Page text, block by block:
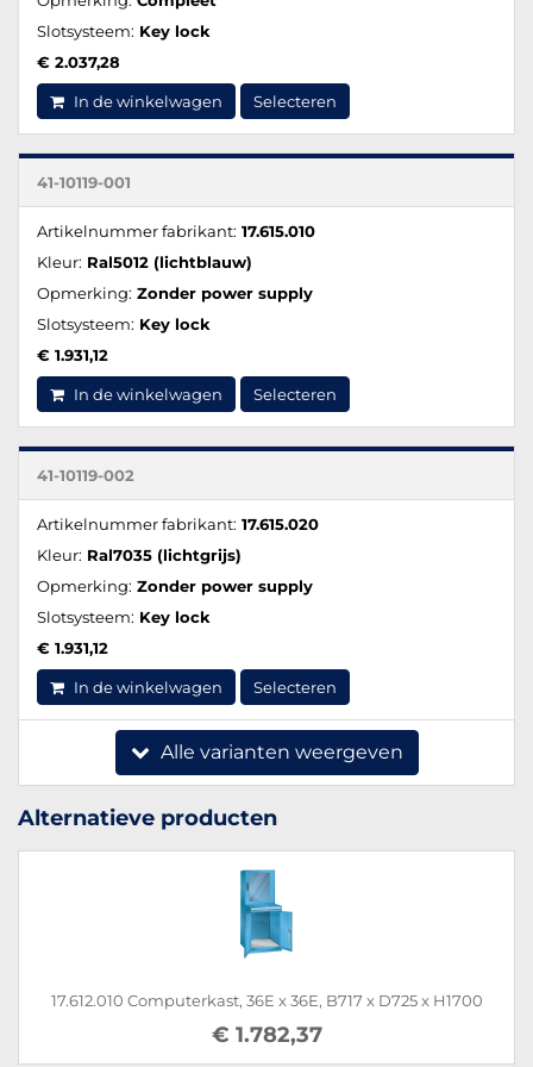
Slotsysteem: Key lock
€ 2.037,28
In de winkelwagen Selecteren
41-10119-001
Artikelnummer fabrikant: 17.615.010
Kleur: Ral5012 (lichtblauw)
Opmerking: Zonder power supply
Slotsysteem: Key lock
€ 1.931,12
In de winkelwagen Selecteren
41-10119-002
Artikelnummer fabrikant: 17.615.020
Kleur: Ral7035 (lichtgrijs)
Opmerking: Zonder power supply
Slotsysteem: Key lock
€ 1.931,12
In de winkelwagen Selecteren
Alle varianten weergeven
Alternatieve producten
17.612.010 Computerkast, 36E x 36E, B717 x D725 x H1700
€ 1.782,37